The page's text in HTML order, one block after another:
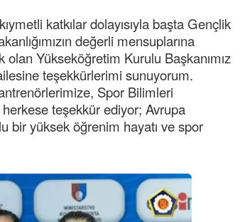
katkılar dolayısıyla başta Gençlik
değerli mensuplarına
olan Yükseköğretim Kurulu Başkanımız
teşekkürlerimi sunuyorum.
Spor Bilimleri
teşekkür ediyor; Avrupa
bir yüksek öğrenim hayatı ve spor
Birol Şahin ülke hizmetine çeyrek asır
damgasını vurmuş siyasi geleneğin vücut
bulmuş hali yalpalamadan saf değiştirmeden
küsmeden yunus ... DEVAMI
Halil Aydın
Çırak ustasından öğrenir kısmet bağlamayı...
Ben İbrahim Yalçını tebrik ediyorum.